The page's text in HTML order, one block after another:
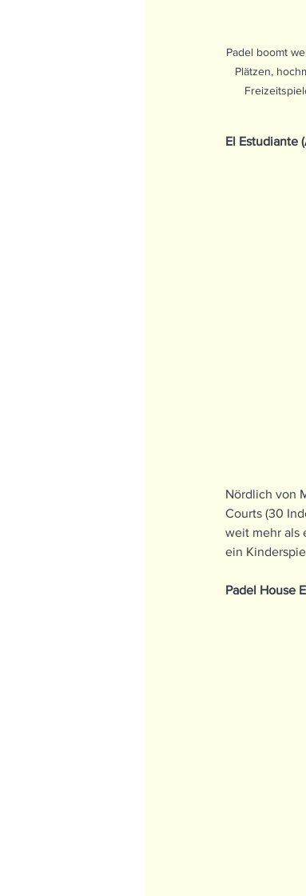
Padel boomt
Plätzen,
El Estudiante
Nördlich von
Courts (30
weit mehr als
ein
Padel House